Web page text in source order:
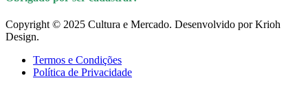
Copyright © 2025 Cultura e Mercado. Desenvolvido por Krioh
Design.
Termos e Condições
Política de Privacidade